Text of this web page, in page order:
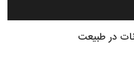
در طبیعت